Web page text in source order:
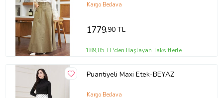
Kargo Bedava
1779,90 TL
189,85 TL'den Başlayan Taksitlerle
Puantiyeli Maxi Etek-BEYAZ
Kargo Bedava